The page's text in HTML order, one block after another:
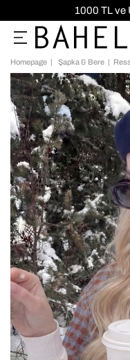
1000 TL ve
Homepage Şapka & Bere